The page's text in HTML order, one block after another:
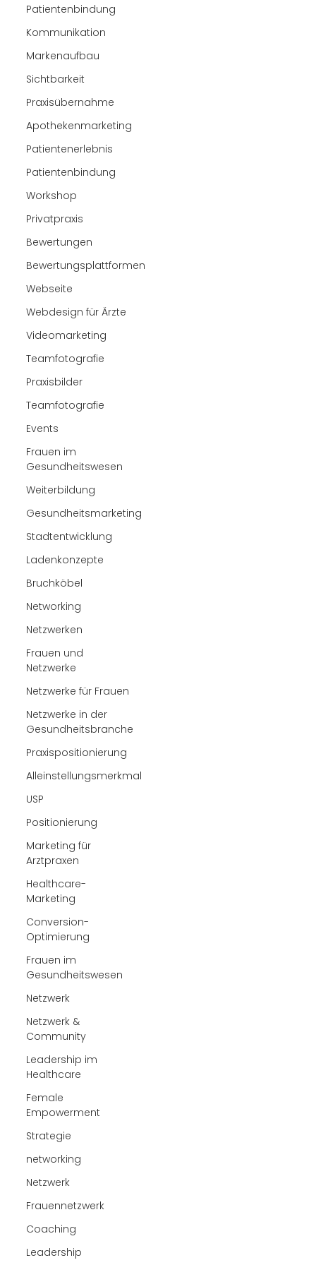
Patientenbindung
Kommunikation
Markenaufbau
Sichtbarkeit
Praxisübernahme
Apothekenmarketing
Patientenerlebnis
Patientenbindung
Workshop
Privatpraxis
Bewertungen
Bewertungsplattformen
Webseite
Webdesign für Ärzte
Videomarketing
Teamfotografie
Praxisbilder
Teamfotografie
Events
Frauen im
Gesundheitswesen
Weiterbildung
Gesundheitsmarketing
Stadtentwicklung
Ladenkonzepte
Bruchköbel
Networking
Netzwerken
Frauen und
Netzwerke
Netzwerke für Frauen
Netzwerke in der
Gesundheitsbranche
Praxispositionierung
Alleinstellungsmerkmal
USP
Positionierung
Marketing für
Arztpraxen
Healthcare-
Marketing
Conversion-
Optimierung
Frauen im
Gesundheitswesen
Netzwerk
Netzwerk &
Community
Leadership im
Healthcare
Female
Empowerment
Strategie
networking
Netzwerk
Frauennetzwerk
Coaching
Leadership